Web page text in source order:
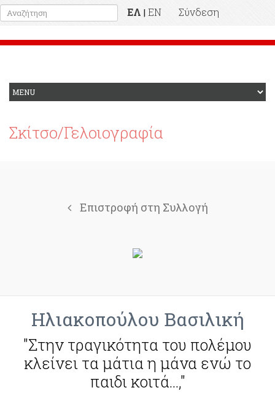
ΕΛ | EN
Σύνδεση
Σκίτσο/Γελοιογραφία
Επιστροφή στη Συλλογή
Ηλιακοπούλου Βασιλική
"Στην τραγικότητα του πολέμου
κλείνει τα μάτια η μάνα ενώ το
παιδι κοιτά…,"